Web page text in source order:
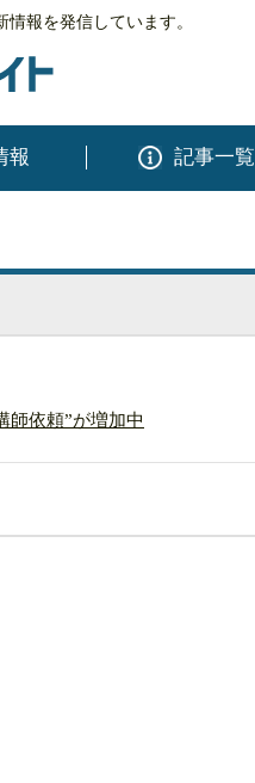
報を発信しています。
報 記事一覧
師依頼”が増加中